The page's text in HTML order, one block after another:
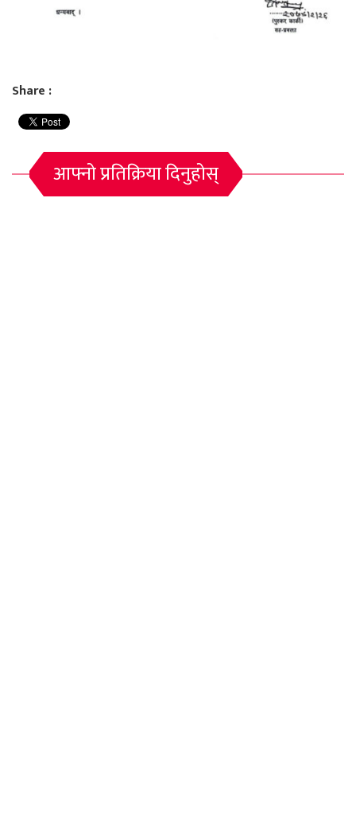
Share :
आफ्नो प्रतिक्रिया दिनुहोस्